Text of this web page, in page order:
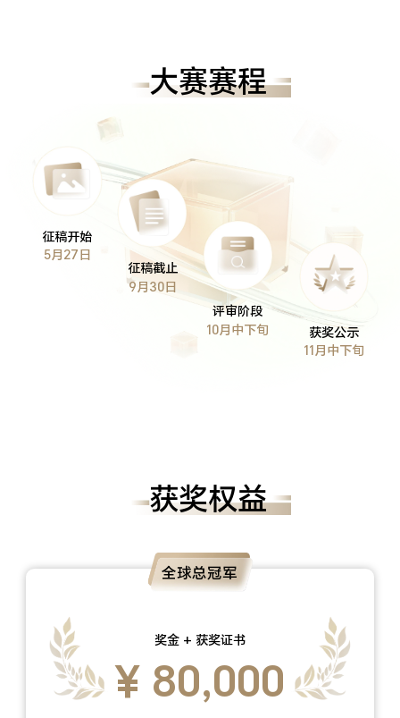
大赛赛程
征稿开始
5月27日
征稿截止
9月30日
评审阶段
10月中下旬
获奖公示
11月中下旬
获奖权益
全球总冠军
奖金 + 获奖证书
¥ 80,000